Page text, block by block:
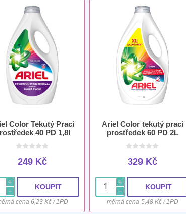
Color Tekutý Prací
40 PD 1,8l
249 Kč
i
h
cena 6,23 Kč / 1PD
Ariel Color tekutý prací
prostředek 60 PD 2L
329 Kč
i
h
měrná cena 5,48 Kč / 1PD